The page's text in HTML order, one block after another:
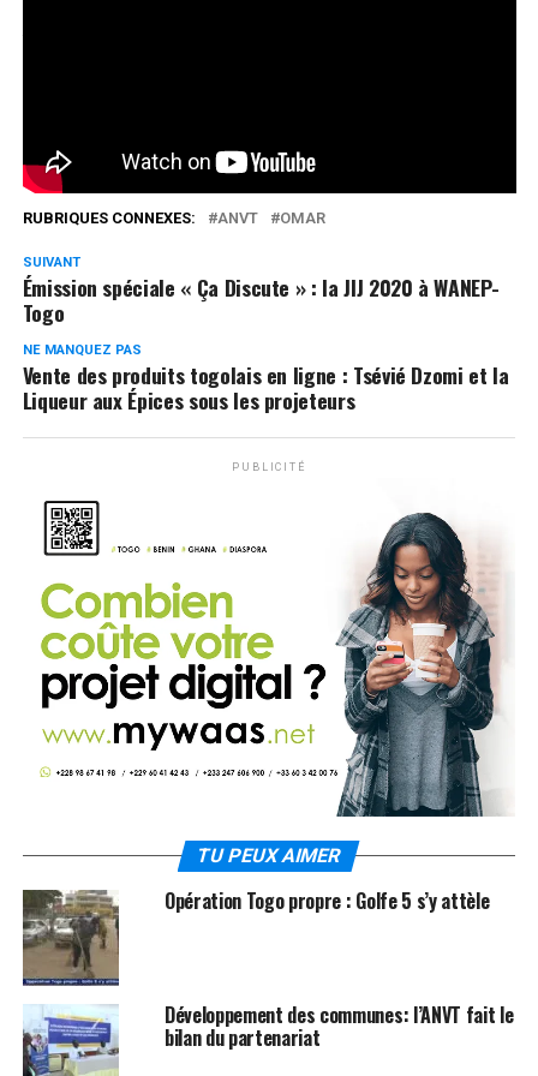
RUBRIQUES CONNEXES: ANVT OMAR
SUIVANT
Émission spéciale « Ça Discute » : la JIJ 2020 à WANEP-
Togo
NE MANQUEZ PAS
Vente des produits togolais en ligne : Tsévié Dzomi et la
Liqueur aux Épices sous les projeteurs
PUBLICITÉ
TU PEUX AIMER
Opération Togo propre : Golfe 5 s’y attèle
Développement des communes: l’ANVT fait le
bilan du partenariat